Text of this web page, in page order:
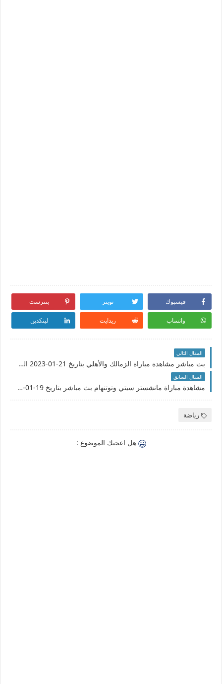
فيسبوك تويتر بنترست
واتساب ريدايت لينكدين
المقال التالي
بث مباشر مشاهدة مباراة الزمالك والأهلي بتاريخ 21-01-2023 الدوري المصري
المقال السابق
مشاهدة مباراة مانشستر سيتي وتوتنهام بث مباشر بتاريخ 19-01-2023 الدوري الانجليزي
رياضة
هل اعجبك الموضوع :